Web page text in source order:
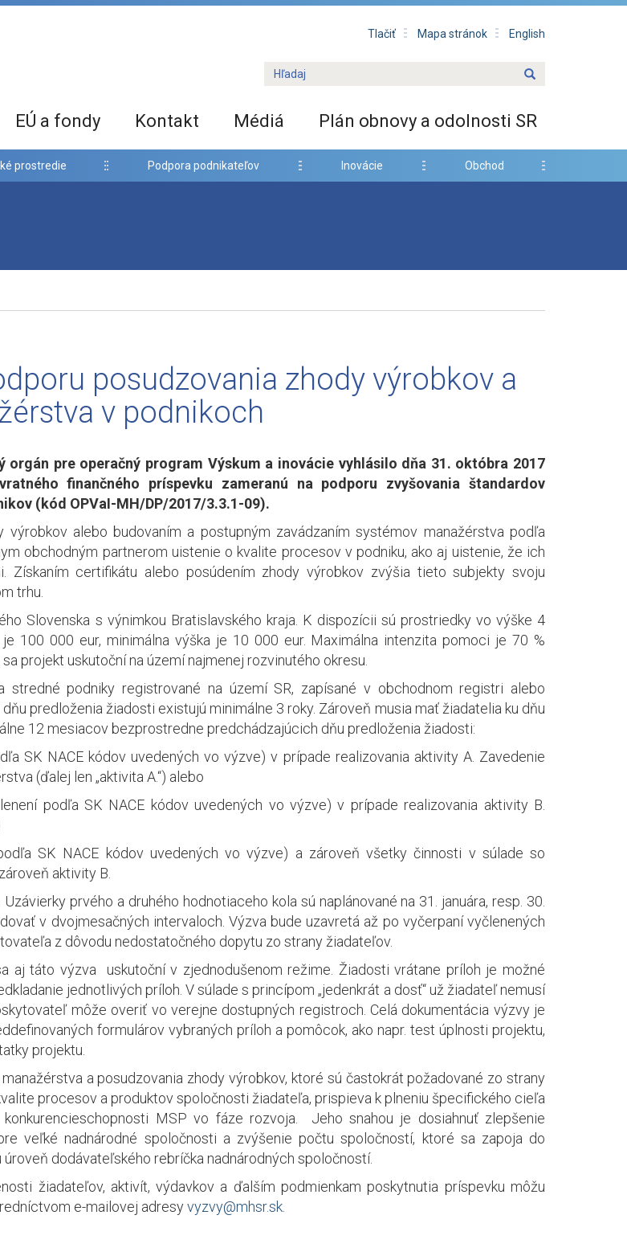
Tlačiť Mapa stránok English
EÚ a fondy Kontakt Médiá Plán obnovy a odolnosti SR
prostredie Podpora podnikateľov Inovácie Obchod
posudzovania zhody výrobkov a
v podnikoch
pre operačný program Výskum a inovácie vyhlásilo dňa 31. októbra 2017
finančného príspevku zameranú na podporu zvyšovania štandardov
(kód OPVaI-MH/DP/2017/3.3.1-09).
alebo budovaním a postupným zavádzaním systémov manažérstva podľa
obchodným partnerom uistenie o kvalite procesov v podniku, ako aj uistenie, že ich
Získaním certifikátu alebo posúdením zhody výrobkov zvýšia tieto subjekty svoju
trhu.
Slovenska s výnimkou Bratislavského kraja. K dispozícii sú prostriedky vo výške 4
100 000 eur, minimálna výška je 10 000 eur. Maximálna intenzita pomoci je 70 %
projekt uskutoční na území najmenej rozvinutého okresu.
podniky registrované na území SR, zapísané v obchodnom registri alebo
predloženia žiadosti existujú minimálne 3 roky. Zároveň musia mať žiadatelia ku dňu
12 mesiacov bezprostredne predchádzajúcich dňu predloženia žiadosti:
SK NACE kódov uvedených vo výzve) v prípade realizovania aktivity A. Zavedenie
(ďalej len „aktivita A.“) alebo
podľa SK NACE kódov uvedených vo výzve) v prípade realizovania aktivity B.
SK NACE kódov uvedených vo výzve) a zároveň všetky činnosti v súlade so
aktivity B.
prvého a druhého hodnotiaceho kola sú naplánované na 31. januára, resp. 30.
v dvojmesačných intervaloch. Výzva bude uzavretá až po vyčerpaní vyčlenených
z dôvodu nedostatočného dopytu zo strany žiadateľov.
aj táto výzva uskutoční v zjednodušenom režime. Žiadosti vrátane príloh je možné
jednotlivých príloh. V súlade s princípom „jedenkrát a dosť“ už žiadateľ nemusí
môže overiť vo verejne dostupných registroch. Celá dokumentácia výzvy je
formulárov vybraných príloh a pomôcok, ako napr. test úplnosti projektu,
projektu.
a posudzovania zhody výrobkov, ktoré sú častokrát požadované zo strany
procesov a produktov spoločnosti žiadateľa, prispieva k plneniu špecifického cieľa
MSP vo fáze rozvoja. Jeho snahou je dosiahnuť zlepšenie
veľké nadnárodné spoločnosti a zvýšenie počtu spoločností, ktoré sa zapoja do
dodávateľského rebríčka nadnárodných spoločností.
žiadateľov, aktivít, výdavkov a ďalším podmienkam poskytnutia príspevku môžu
e-mailovej adresyvyzvy@mhsr.sk